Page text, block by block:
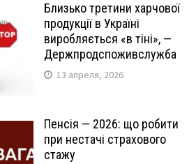
Близько третини харчової
продукції в Україні
виробляється «в тіні», —
Держпродспоживслужба
13 апреля, 2026
Пенсія — 2026: що робити
при нестачі страхового
стажу